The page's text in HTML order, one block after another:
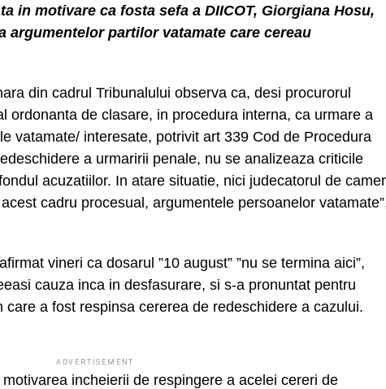
in motivare ca fosta sefa a DIICOT, Giorgiana Hosu,
argumentelor partilor vatamate care cereau
din cadrul Tribunalului observa ca, desi procurorul
ordonanta de clasare, in procedura interna, ca urmare a
vatamate/ interesate, potrivit art 339 Cod de Procedura
a urmaririi penale, nu se analizeaza criticile
acuzatiilor. In atare situatie, nici judecatorul de
cadru procesual, argumentele persoanelor
vineri ca dosarul ”10 august” ”nu se termina aici”,
cauza inca in desfasurare, si s-a pronuntat pentru
a fost respinsa cererea de redeschidere a cazului.
ADVERTISEMENT
incheierii de respingere a acelei cereri de